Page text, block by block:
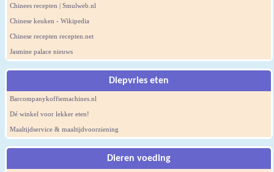
Chinees recepten | Smulweb.nl
Chinese keuken - Wikipedia
Chinese recepten recepten.net
Jasmine palace nieuws
Diepvries eten
Barcompanykoffiemachines.nl
Dé winkel voor lekker eten!
Maaltijdservice & maaltijdvoorziening
Dieren voeding